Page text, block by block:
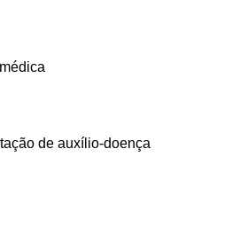
de auxílio-doença